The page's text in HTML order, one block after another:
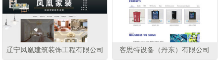
辽宁凤凰建筑装饰工程有限公司 客思特设备（丹东）有限公司